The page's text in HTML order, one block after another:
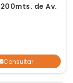
Consultar